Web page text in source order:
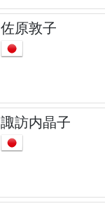
佐原敦子
諏訪内晶子